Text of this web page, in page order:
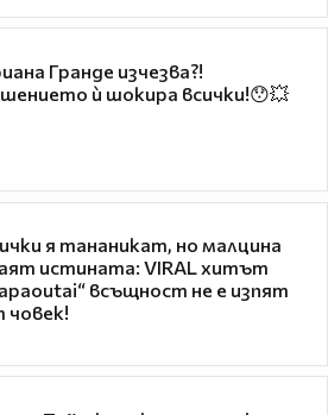
Гранде изчезва?!
ѝ шокира всички!😯💥
я тананикат, но малцина
истината: VIRAL хитът
всъщност не е изпят
човек!